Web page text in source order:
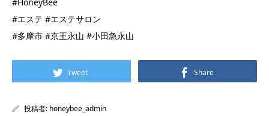
#エステ #エステサロン
#多摩市 #京王永山 #小田急永山
Tweet Share
投稿者: honeybee_admin